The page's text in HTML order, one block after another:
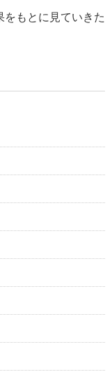
もとに見ていきた